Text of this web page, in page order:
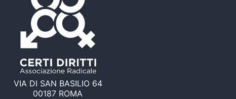
VIA DI SAN BASILIO 64
00187 ROMA